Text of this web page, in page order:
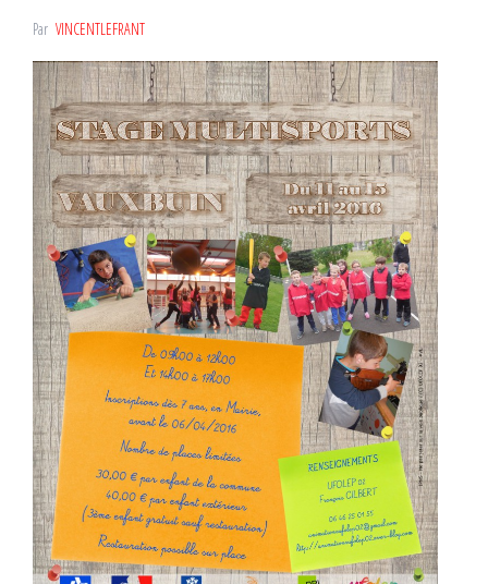
Par VINCENTLEFRANT